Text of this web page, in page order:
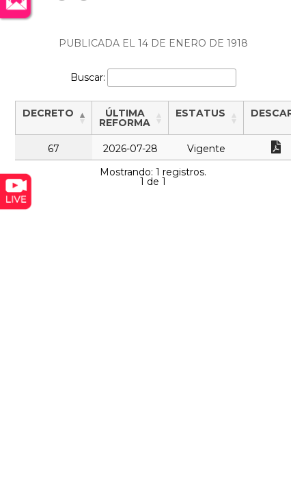
PUBLICADA EL 14 DE ENERO DE 1918
Buscar:
DECRETO ÚLTIMA
REFORMA
ESTATUS
67 2026-07-28
Vigente
Mostrando: 1 registros.
1 de 1